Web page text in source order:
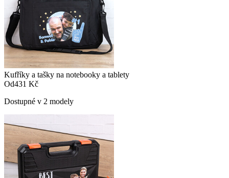
Kufříky a tašky na notebooky a tablety
Od431 Kč
Dostupné v 2 modely